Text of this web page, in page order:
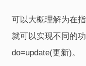
可以大概理解为在
就可以实现不同的
do=update(更新)。